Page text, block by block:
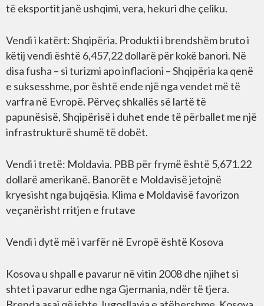
të eksportit janë ushqimi, vera, hekuri dhe çeliku.
Vendi i katërt: Shqipëria. Produkti i brendshëm bruto i
këtij vendi është 6,457,22 dollarë për kokë banori. Në
disa fusha – si turizmi apo inflacioni – Shqipëria ka qenë
e suksesshme, por është ende një nga vendet më të
varfra në Evropë. Përveç shkallës së lartë të
papunësisë, Shqipërisë i duhet ende të përballet me një
infrastrukturë shumë të dobët.
Vendi i tretë: Moldavia. PBB për frymë është 5,671.22
dollarë amerikanë. Banorët e Moldavisë jetojnë
kryesisht nga bujqësia. Klima e Moldavisë favorizon
veçanërisht rritjen e frutave
Vendi i dytë më i varfër në Evropë është Kosova
Kosova u shpall e pavarur në vitin 2008 dhe njihet si
shtet i pavarur edhe nga Gjermania, ndër të tjera.